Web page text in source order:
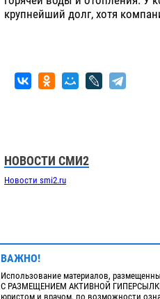
крупнейший долг, хотя
НОВОСТИ СМИ2
Новости smi2.ru
ВАЖНО!
Использование материалов,
С РАЗМЕЩЕНИЕМ АКТИВНОЙ ГИПЕРСЫЛКИ.
юристом и врачом, по возможности